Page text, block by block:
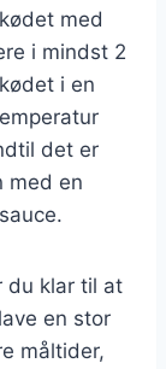
med
i mindst 2
i en
det er
med en
du klar til at
en stor
måltider,